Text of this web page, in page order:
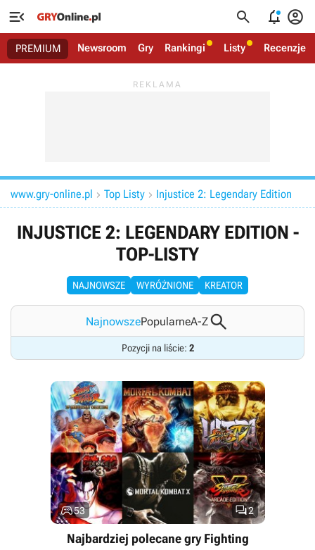
   
PREMIUM Newsroom Gry Rankingi Listy Recenzje
www.gry-online.pl  Top Listy  Injustice 2: Legendary Edition
INJUSTICE 2: LEGENDARY EDITION -
TOP-LISTY
NAJNOWSZE WYRÓŻNIONE KREATOR
NajnowszePopularneA-Z
Pozycji na liście: 2
2
53
Najbardziej polecane gry Fighting